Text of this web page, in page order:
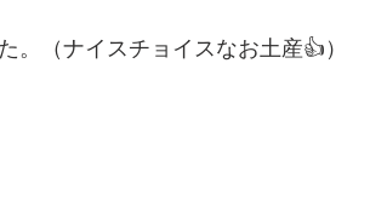
。（ナイスチョイスなお土産👍）